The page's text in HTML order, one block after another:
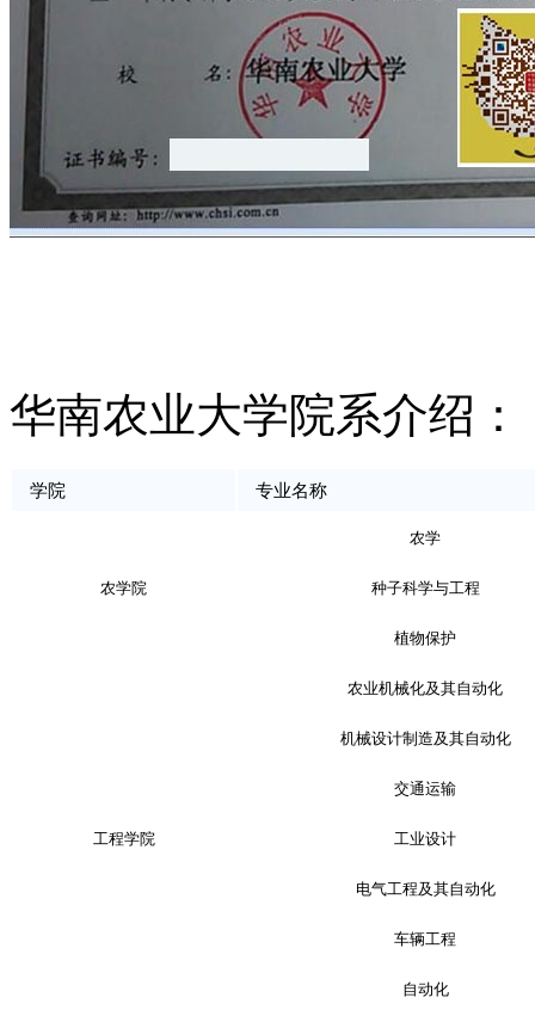
华南农业大学院系介绍：
学院 专业名称
农学院
农学
种子科学与工程
植物保护
工程学院
农业机械化及其自动化
机械设计制造及其自动化
交通运输
工业设计
电气工程及其自动化
车辆工程
自动化